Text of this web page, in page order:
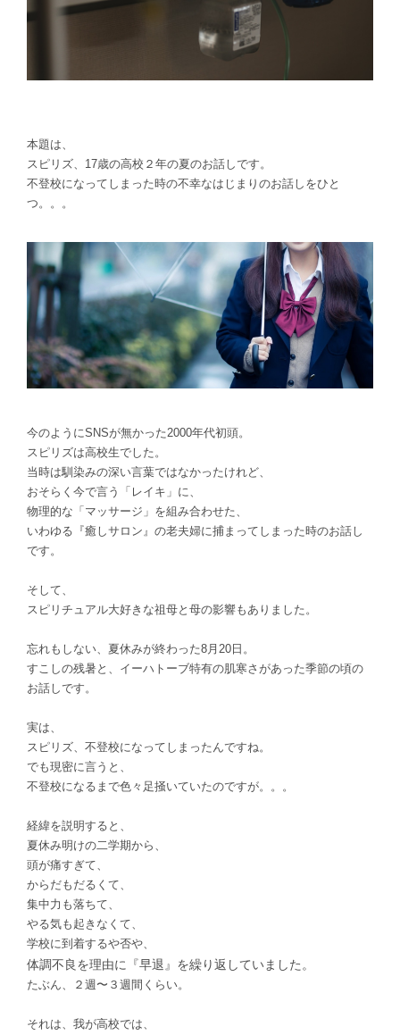
本題は、
スピリズ、17歳の高校２年の夏のお話しです。
不登校になってしまった時の不幸なはじまりのお話しをひと
つ。。。
今のようにSNSが無かった2000年代初頭。
スピリズは高校生でした。
当時は馴染みの深い言葉ではなかったけれど、
おそらく今で言う「レイキ」に、
物理的な「マッサージ」を組み合わせた、
いわゆる 『癒しサロン』の老夫婦に捕まってしまった時のお話し
です。
そして、
スピリチュアル大好きな祖母と母の影響もありました。
忘れもしない、夏休みが終わった8月20日。
すこしの残暑と、イーハトーブ特有の肌寒さがあった季節の頃の
お話しです。
実は、
スピリズ、不登校になってしまったんですね。
でも現密に言うと、
不登校になるまで色々足掻いていたのですが。。。
経緯を説明すると、
夏休み明けの二学期から、
頭が痛すぎて、
からだもだるくて、
集中力も落ちて、
やる気も起きなくて、
学校に到着するや否や、
体調不良を理由に『早退』を繰り返していました。
たぶん、２週〜３週間くらい。
それは、我が高校では、